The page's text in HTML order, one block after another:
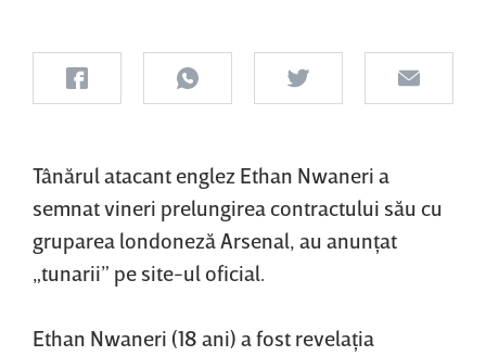
Tânărul atacant englez Ethan Nwaneri a
semnat vineri prelungirea contractului său cu
gruparea londoneză Arsenal, au anunţat
„tunarii” pe site-ul oficial.
Ethan Nwaneri (18 ani) a fost revelaţia